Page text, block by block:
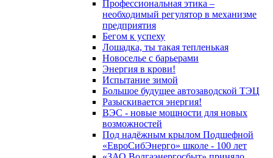
Профессиональная этика –
необходимый регулятор в механизме
предприятия
Бегом к успеху
Лошадка, ты такая тепленькая
Новоселье с барьерами
Энергия в крови!
Испытание зимой
Большое будущее автозаводской ТЭЦ
Разыскивается энергия!
ВЭС - новые мощности для новых
возможностей
Под надёжным крылом Подшефной
«ЕвроСибЭнерго» школе - 100 лет